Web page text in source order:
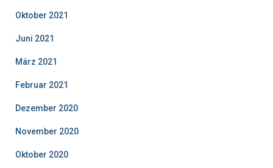
Oktober 2021
Juni 2021
März 2021
Februar 2021
Dezember 2020
November 2020
Oktober 2020